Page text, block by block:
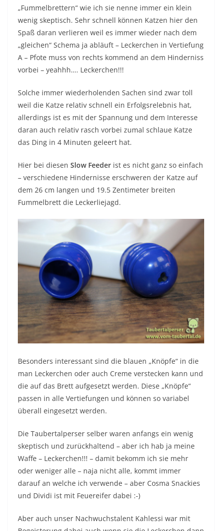
„Fummelbrettern“ wie ich sie nenne immer ein klein
wenig skeptisch. Sehr schnell können Katzen hier den
Spaß daran verlieren weil es immer wieder nach dem
„gleichen“ Schema ja abläuft – Leckerchen in Vertiefung
A – Pfote muss von rechts kommend an dem Hinderniss
vorbei – yeahhh…. Leckerchen!!!
Solche immer wiederholenden Sachen sind zwar toll
weil die Katze relativ schnell ein Erfolgsrelebnis hat,
allerdings ist es mit der Spannung und dem Interesse
daran auch relativ rasch vorbei zumal schlaue Katze
das Ding in 4 Minuten geleert hat.
Hier bei diesen Slow Feeder ist es nicht ganz so einfach
– verschiedene Hindernisse erschweren der Katze auf
dem 26 cm langen und 19.5 Zentimeter breiten
Fummelbrett die Leckerliejagd.
Besonders interessant sind die blauen „Knöpfe“ in die
man Leckerchen oder auch Creme verstecken kann und
die auf das Brett aufgesetzt werden. Diese „Knöpfe“
passen in alle Vertiefungen und können so variabel
überall eingesetzt werden.
Die Taubertalperser selber waren anfangs ein wenig
skeptisch und zurückhaltend – aber ich hab ja meine
Waffe – Leckerchen!!! – damit bekomm ich sie mehr
oder weniger alle – naja nicht alle, kommt immer
darauf an welche ich verwende – aber Cosma Snackies
und Dividi ist mit Feuereifer dabei :-)
Aber auch unser Nachwuchstalent Kahlessi war mit